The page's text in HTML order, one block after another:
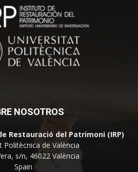
NOSOTROS
Restauració del Patrimoni (IRP)
Politècnica de València
s/n, 46022 València
Spain